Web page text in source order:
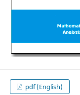
pdf (English)